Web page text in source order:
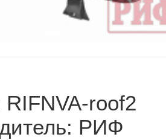
RIFNVA-roof2
РИФ